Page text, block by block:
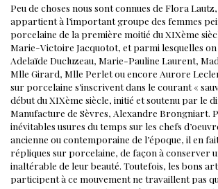
Peu de choses nous sont connues de Flora Lautz,
appartient à l’important groupe des femmes
porcelaine de la première moitié du XIXème
Marie-Victoire Jacquotot, et parmi lesquelles
Adelaïde Ducluzeau, Marie-Pauline Laurent,
Mlle Girard, Mlle Perlet ou encore Aurore
sur porcelaine s’inscrivent dans le courant «
début du XIXème siècle, initié et soutenu par le
Manufacture de Sèvres, Alexandre Brongniart.
inévitables usures du temps sur les chefs
ancienne ou contemporaine de l’époque, il en
répliques sur porcelaine, de façon à conserver
inaltérable de leur beauté. Toutefois, les bons
participent à ce mouvement ne travaillent pas